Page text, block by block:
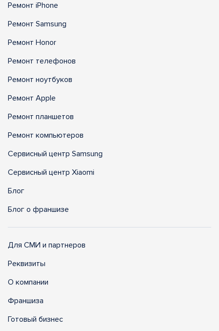
Ремонт iPhone
Ремонт Samsung
Ремонт Honor
Ремонт телефонов
Ремонт ноутбуков
Ремонт Apple
Ремонт планшетов
Ремонт компьютеров
Сервисный центр Samsung
Сервисный центр Xiaomi
Блог
Блог о франшизе
Для СМИ и партнеров
Реквизиты
О компании
Франшиза
Готовый бизнес